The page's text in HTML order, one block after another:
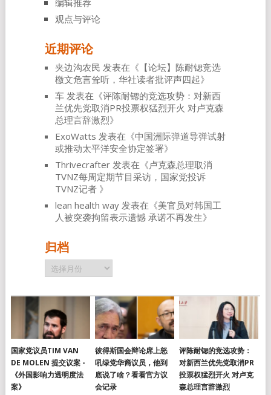
编辑推荐
观点与评论
近期评论
夹边沟农民 发表在《 【论坛】陈耐锶竞选
檄文危言耸听，华社读者批评声四起》
车发表在《评陈耐锶的竞选攻势：对新西
兰优先党取消PR投票权猛烈开火 对卢克森
总理言辞激烈》
ExoWatts 发表在《中国洲际弹道导弹试射
或推动太平洋安全协定签署》
Thrivecrafter发表在《卢克森总理取消
TVNZ每周定期节目采访，国家党投诉
TVNZ记者 》
lean health way发表在《美官员对韩国工
人被突袭拘留表示遗憾 承诺不再发生》
归档
归
档
国家党议员TIM VAN
DE MOLEN 提交议案 -
《外国影响力透明度法
案》
彼得斯国会辩论席上怒
吼绿党华裔议员，他到
底说了啥？看看官方议
会记录
评陈耐锶的竞选攻势：
对新西兰优先党取消PR
投票权猛烈开火 对卢克
森总理言辞激烈